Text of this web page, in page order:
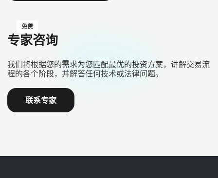
免费
专家咨询
我们将根据您的需求为您匹配最优的投资方案，讲解交易流
程的各个阶段，并解答任何技术或法律问题。
联系专家